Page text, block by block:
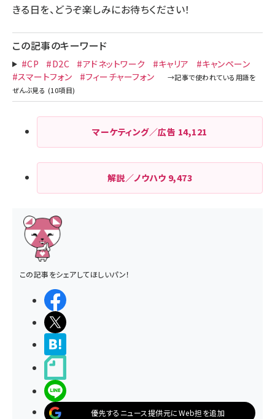
きる日を、どうぞ楽しみにお待ちください！
この記事のキーワード
#CP #D2C #アドネットワーク #キャリア
#キャンペーン
#スマートフォン
#フィーチャーフォン
マーケティング／広告 14,121
解説／ノウハウ 9,473
この記事をシェアしてほしいパン！
優先するニュース提供元にWeb担を追加